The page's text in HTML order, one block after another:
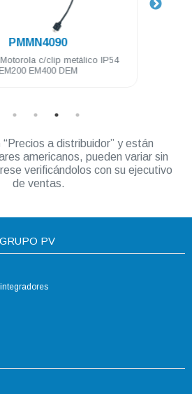
PMMN4090
c/clip metálico IP54
EM200 EM400 DEM
“Precios a distribuidor” y están
americanos, pueden variar sin
verificándolos con su ejecutivo
de ventas.
PV